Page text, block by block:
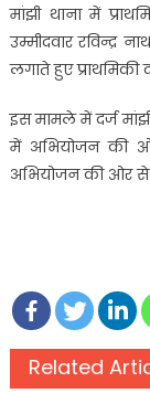
मांझी थाना में
उम्मीदवार रविन्द्र
लगाते हुए प्राथमिकी
इस मामले में दर्ज
में अभियोजन की
अभियोजन की ओर से
Related